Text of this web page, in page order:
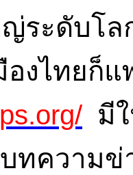
ระดับโล
งไทยก็แ
มี
บทความ